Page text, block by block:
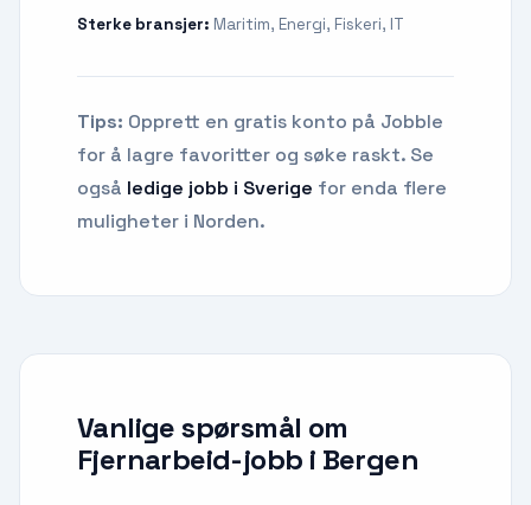
Sterke bransjer: Maritim, Energi, Fiskeri, IT
Tips: Opprett en gratis konto på Jobble
for å lagre favoritter og søke raskt. Se
også ledige jobb i Sverige for enda flere
muligheter i Norden.
Vanlige spørsmål om
Fjernarbeid-jobb i Bergen